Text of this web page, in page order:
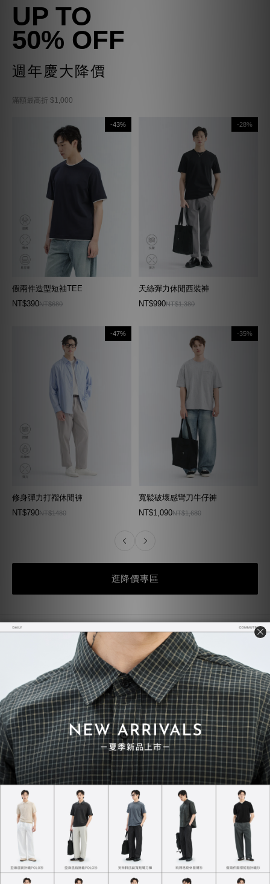
UP TO
50% OFF
週年慶大降價
滿額最高折 $1,000
-43%
假兩件造型短袖TEE
NT$390NT$680
-28%
天絲彈力休閒西裝褲
NT$990NT$1,380
-47%
修身彈力打褶休閒褲
NT$790NT$1480
-35%
寬鬆破壞感彎刀牛仔褲
NT$1,090NT$1,680
逛降價專區
熱銷必買推薦 經典熱賣．一買再買
NT$730
超級重磅TEE
NT$748
NT$850